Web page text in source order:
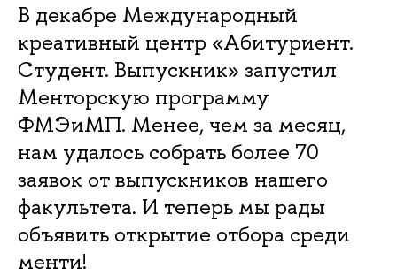
В декабре Международный
креативный центр «Абитуриент.
Студент. Выпускник» запустил
Менторскую программу
ФМЭиМП. Менее, чем за месяц,
нам удалось собрать более 70
заявок от выпускников нашего
факультета. И теперь мы рады
объявить открытие отбора среди
менти!